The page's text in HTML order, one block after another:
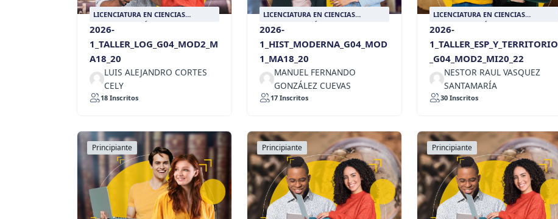
LICENCIATURA EN CIENCIAS
SOCIALES CON ÉNFASIS EN HISTORIA
2026-
1_TALLER_LOG_G04_MOD2_M
A18_20
LUIS ALEJANDRO CORTES
CELY
18 Inscritos
LICENCIATURA EN CIENCIAS
SOCIALES CON ÉNFASIS EN HISTORIA
2026-
1_HIST_MODERNA_G04_MOD
1_MA18_20
MANUEL FERNANDO
GONZÁLEZ CUEVAS
17 Inscritos
LICENCIATURA EN CIENCIAS
SOCIALES CON ÉNFASIS EN HISTORIA
2026-
1_TALLER_ESP_Y_TERRITORIO
_G04_MOD2_MI20_22
NESTOR RAUL VASQUEZ
SANTAMARÍA
30 Inscritos
Principiante Principiante Principiante